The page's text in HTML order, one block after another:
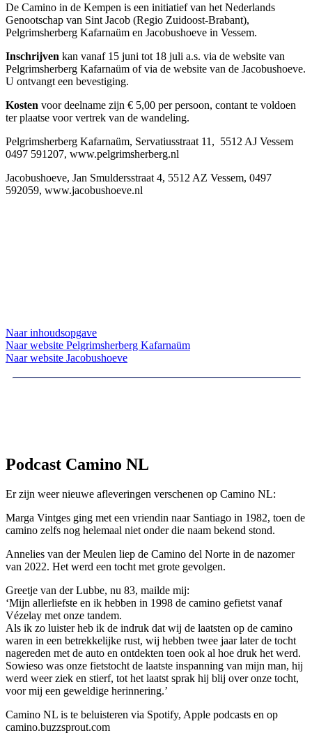
De Camino in de Kempen is een initiatief van het Nederlands
Genootschap van Sint Jacob (Regio Zuidoost-Brabant),
Pelgrimsherberg Kafarnaüm en Jacobushoeve in Vessem.
Inschrijven kan vanaf 15 juni tot 18 juli a.s. via de website van
Pelgrimsherberg Kafarnaüm of via de website van de Jacobushoeve.
U ontvangt een bevestiging.
Kosten voor deelname zijn € 5,00 per persoon, contant te voldoen
ter plaatse voor vertrek van de wandeling.
Pelgrimsherberg Kafarnaüm, Servatiusstraat 11, 5512 AJ Vessem
0497 591207, www.pelgrimsherberg.nl
Jacobushoeve, Jan Smuldersstraat 4, 5512 AZ Vessem, 0497
592059, www.jacobushoeve.nl
Naar inhoudsopgave
Naar website Pelgrimsherberg Kafarnaüm
Naar website Jacobushoeve
Podcast Camino NL
Er zijn weer nieuwe afleveringen verschenen op Camino NL:
Marga Vintges ging met een vriendin naar Santiago in 1982, toen de
camino zelfs nog helemaal niet onder die naam bekend stond.
Annelies van der Meulen liep de Camino del Norte in de nazomer
van 2022. Het werd een tocht met grote gevolgen.
Greetje van der Lubbe, nu 83, mailde mij:
‘Mijn allerliefste en ik hebben in 1998 de camino gefietst vanaf
Vézelay met onze tandem.
Als ik zo luister heb ik de indruk dat wij de laatsten op de camino
waren in een betrekkelijke rust, wij hebben twee jaar later de tocht
nagereden met de auto en ontdekten toen ook al hoe druk het werd.
Sowieso was onze fietstocht de laatste inspanning van mijn man, hij
werd weer ziek en stierf, tot het laatst sprak hij blij over onze tocht,
voor mij een geweldige herinnering.’
Camino NL is te beluisteren via Spotify, Apple podcasts en op
camino.buzzsprout.com